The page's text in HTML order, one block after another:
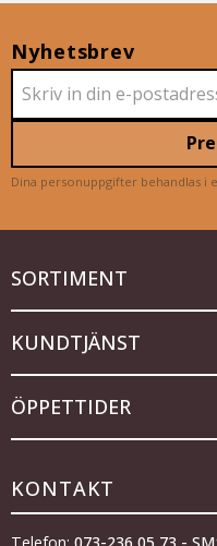
Nyhetsbrev
Dina personuppgifter behandlas i
SORTIMENT
KUNDTJÄNST
ÖPPETTIDER
KONTAKT
Telefon: 073-236 05 73 -